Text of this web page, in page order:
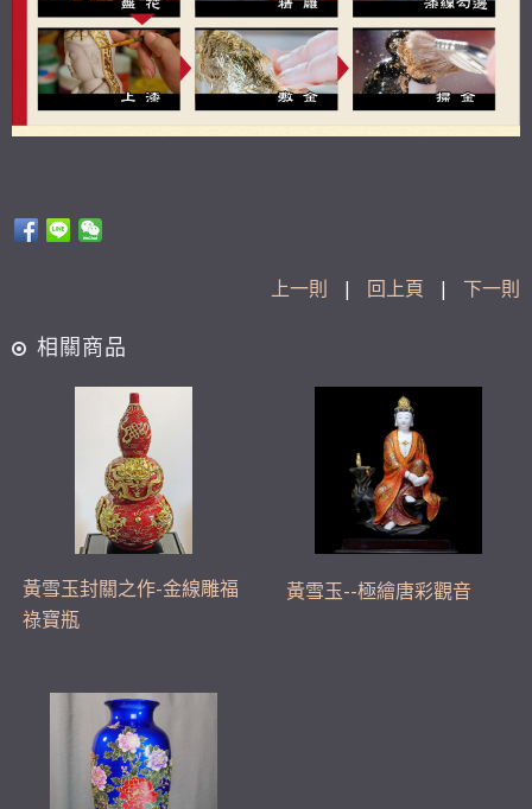
上一則 | 回上頁 | 下一則
相關商品
黃雪玉封關之作-金線雕福
祿寶瓶
黃雪玉--極繪唐彩觀音